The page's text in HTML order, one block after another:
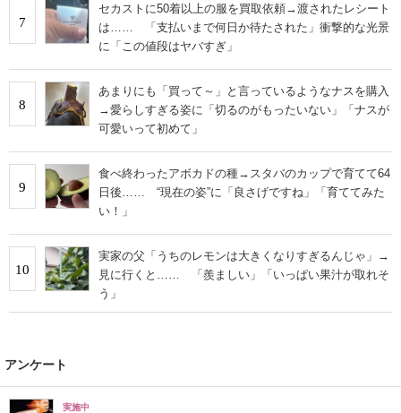
7
セカストに50着以上の服を買取依頼→渡されたレシート
は…… 「支払いまで何日か待たされた」衝撃的な光景
に「この値段はヤバすぎ」
8
あまりにも「買って～」と言っているようなナスを購入
→愛らしすぎる姿に「切るのがもったいない」「ナスが
可愛いって初めて」
9
食べ終わったアボカドの種→スタバのカップで育てて64
日後…… “現在の姿”に「良さげですね」「育ててみた
い！」
10
実家の父「うちのレモンは大きくなりすぎるんじゃ」→
見に行くと…… 「羨ましい」「いっぱい果汁が取れそ
う」
アンケート
実施中